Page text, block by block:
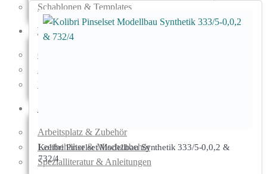
Schablonen & Templates
Reinigung & Pflege
Oberflächenreiniger
Luftreinigung & Filter
Arbeitsplatz & Zubehör
Leerbehälter & Mischzubehör
Spezialliteratur & Anleitungen
Kolibri Pinselset Modellbau Synthetik 333/5-0,0,2 &
732/4